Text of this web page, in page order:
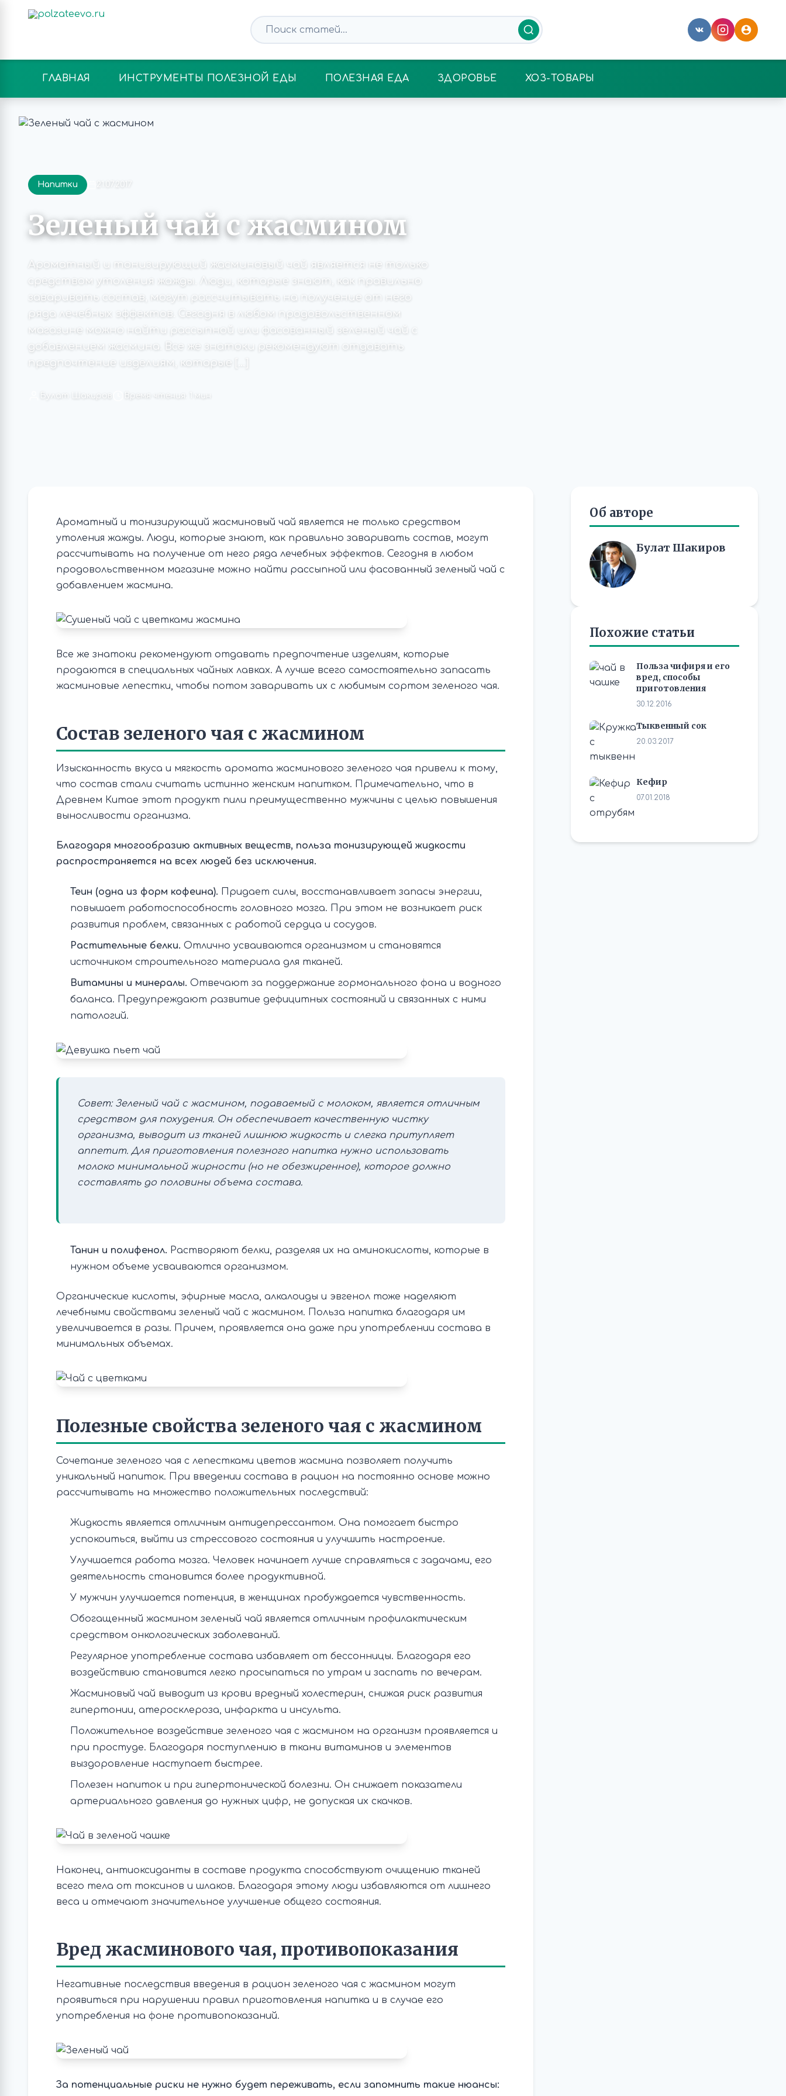
ГЛАВНАЯ ИНСТРУМЕНТЫ ПОЛЕЗНОЙ ЕДЫ ПОЛЕЗНАЯ ЕДА ЗДОРОВЬЕ ХОЗ-ТОВАРЫ
Напитки 21.07.2017
Зеленый чай с жасмином
Ароматный и тонизирующий жасминовый чай является не только
средством утоления жажды. Люди, которые знают, как правильно
заваривать состав, могут рассчитывать на получение от него
ряда лечебных эффектов. Сегодня в любом продовольственном
магазине можно найти рассыпной или фасованный зеленый чай с
добавлением жасмина. Все же знатоки рекомендуют отдавать
предпочтение изделиям, которые […]
Булат Шакиров Время чтения: 1 мин
Ароматный и тонизирующий жасминовый чай является не только средством
утоления жажды. Люди, которые знают, как правильно заваривать состав, могут
рассчитывать на получение от него ряда лечебных эффектов. Сегодня в любом
продовольственном магазине можно найти рассыпной или фасованный зеленый чай с
добавлением жасмина.
Все же знатоки рекомендуют отдавать предпочтение изделиям, которые
продаются в специальных чайных лавках. А лучше всего самостоятельно запасать
жасминовые лепестки, чтобы потом заваривать их с любимым сортом зеленого чая.
Состав зеленого чая с жасмином
Изысканность вкуса и мягкость аромата жасминового зеленого чая привели к тому,
что состав стали считать истинно женским напитком. Примечательно, что в
Древнем Китае этот продукт пили преимущественно мужчины с целью повышения
выносливости организма.
Благодаря многообразию активных веществ, польза тонизирующей жидкости
распространяется на всех людей без исключения.
Теин (одна из форм кофеина). Придает силы, восстанавливает запасы энергии,
повышает работоспособность головного мозга. При этом не возникает риск
развития проблем, связанных с работой сердца и сосудов.
Растительные белки. Отлично усваиваются организмом и становятся
источником строительного материала для тканей.
Витамины и минералы. Отвечают за поддержание гормонального фона и водного
баланса. Предупреждают развитие дефицитных состояний и связанных с ними
патологий.
Совет: Зеленый чай с жасмином, подаваемый с молоком, является отличным
средством для похудения. Он обеспечивает качественную чистку
организма, выводит из тканей лишнюю жидкость и слегка притупляет
аппетит. Для приготовления полезного напитка нужно использовать
молоко минимальной жирности (но не обезжиренное), которое должно
составлять до половины объема состава.
Танин и полифенол. Растворяют белки, разделяя их на аминокислоты, которые в
нужном объеме усваиваются организмом.
Органические кислоты, эфирные масла, алкалоиды и эвгенол тоже наделяют
лечебными свойствами зеленый чай с жасмином. Польза напитка благодаря им
увеличивается в разы. Причем, проявляется она даже при употреблении состава в
минимальных объемах.
Полезные свойства зеленого чая с жасмином
Сочетание зеленого чая с лепестками цветов жасмина позволяет получить
уникальный напиток. При введении состава в рацион на постоянно основе можно
рассчитывать на множество положительных последствий:
Жидкость является отличным антидепрессантом. Она помогает быстро
успокоиться, выйти из стрессового состояния и улучшить настроение.
Улучшается работа мозга. Человек начинает лучше справляться с задачами, его
деятельность становится более продуктивной.
У мужчин улучшается потенция, в женщинах пробуждается чувственность.
Обогащенный жасмином зеленый чай является отличным профилактическим
средством онкологических заболеваний.
Регулярное употребление состава избавляет от бессонницы. Благодаря его
воздействию становится легко просыпаться по утрам и заспать по вечерам.
Жасминовый чай выводит из крови вредный холестерин, снижая риск развития
гипертонии, атеросклероза, инфаркта и инсульта.
Положительное воздействие зеленого чая с жасмином на организм проявляется и
при простуде. Благодаря поступлению в ткани витаминов и элементов
выздоровление наступает быстрее.
Полезен напиток и при гипертонической болезни. Он снижает показатели
артериального давления до нужных цифр, не допуская их скачков.
Наконец, антиоксиданты в составе продукта способствуют очищению тканей
всего тела от токсинов и шлаков. Благодаря этому люди избавляются от лишнего
веса и отмечают значительное улучшение общего состояния.
Вред жасминового чая, противопоказания
Негативные последствия введения в рацион зеленого чая с жасмином могут
проявиться при нарушении правил приготовления напитка и в случае его
употребления на фоне противопоказаний.
За потенциальные риски не нужно будет переживать, если запомнить такие нюансы:
Об авторе
Булат Шакиров
Похожие статьи
Польза чифиря и его
вред, способы
приготовления
30.12.2016
Тыквенный сок
20.03.2017
Кефир
07.01.2018